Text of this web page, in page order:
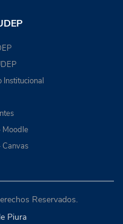
Institucional
Moodle
Reservados.
Piura